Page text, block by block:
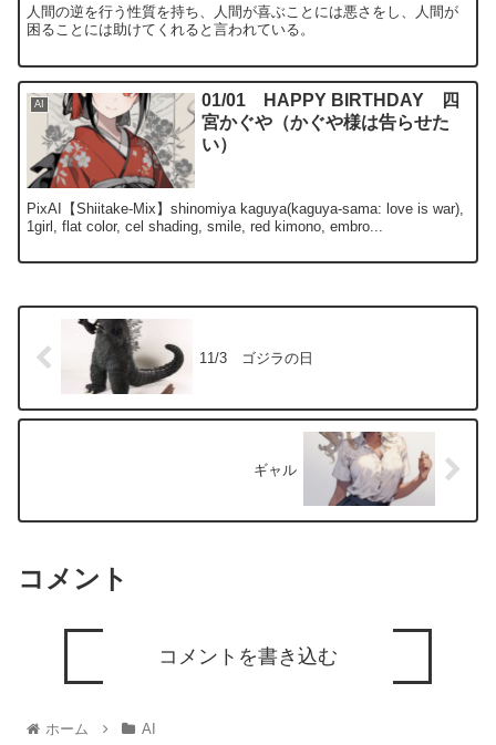
人間の逆を行う性質を持ち、人間が喜ぶことには悪さをし、人間が
困ることには助けてくれると言われている。
AI
01/01 HAPPY BIRTHDAY 四
宮かぐや（かぐや様は告らせた
い）
PixAI【Shiitake-Mix】shinomiya kaguya(kaguya-sama: love is war),
1girl, flat color, cel shading, smile, red kimono, embro...
11/3 ゴジラの日
ギャル
コメント
コメントを書き込む
ホーム AI